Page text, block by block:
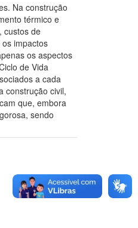
Na construção
térmico e
custos de
impactos
os aspectos
de Vida
a cada
construção civil,
que, embora
sendo